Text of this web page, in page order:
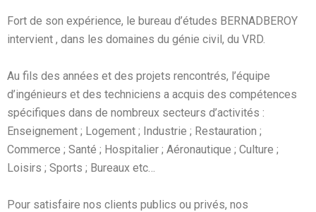
Fort de son expérience, le bureau d’études BERNADBEROY
intervient , dans les domaines du génie civil, du VRD.
Au fils des années et des projets rencontrés, l’équipe
d’ingénieurs et des techniciens a acquis des compétences
spécifiques dans de nombreux secteurs d’activités :
Enseignement ; Logement ; Industrie ; Restauration ;
Commerce ; Santé ; Hospitalier ; Aéronautique ; Culture ;
Loisirs ; Sports ; Bureaux etc…
Pour satisfaire nos clients publics ou privés, nos